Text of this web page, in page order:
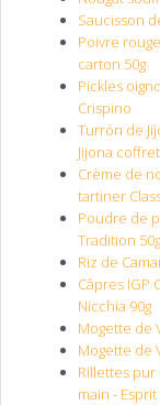
Saucisson
Poivre
carton 50g
Pickles
Crispino
Turrón de
Jijona
Crème de
tartiner
Poudre de
Tradition 50g
Riz de
Câpres IGP
Nicchia 90g
Mogette de
Mogette de
Rillettes pur
main -